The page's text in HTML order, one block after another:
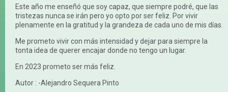
Este año me enseñó que soy capaz, que siempre podré, que las
tristezas nunca se irán pero yo opto por ser feliz. Por vivir
plenamente en la gratitud y la grandeza de cada uno de mis días.
Me prometo vivir con más intensidad y dejar para siempre la
tonta idea de querer encajar donde no tengo un lugar.
En 2023 prometo ser más feliz.
Autor : -Alejandro Sequera Pinto